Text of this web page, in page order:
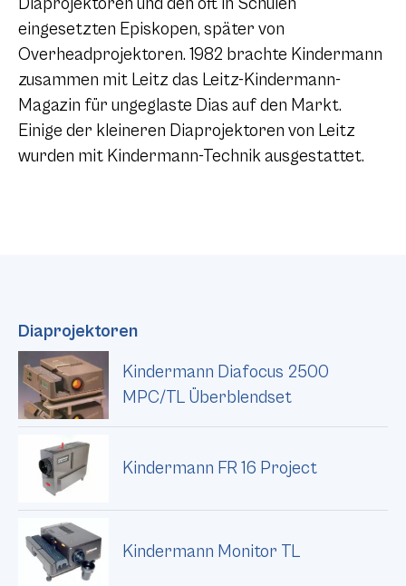
eingesetzten Episkopen, später von
Overheadprojektoren. 1982 brachte Kindermann
zusammen mit Leitz das Leitz-Kindermann-
Magazin für ungeglaste Dias auf den Markt.
Einige der kleineren Diaprojektoren von Leitz
wurden mit Kindermann-Technik ausgestattet.
Diaprojektoren
Kindermann Diafocus 2500
MPC/TL Überblendset
Kindermann FR 16 Project
Kindermann Monitor TL